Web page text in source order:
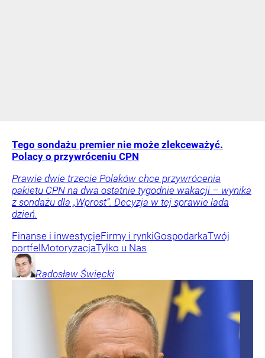
Tego sondażu premier nie może zlekceważyć.
Polacy o przywróceniu CPN
Prawie dwie trzecie Polaków chce przywrócenia
pakietu CPN na dwa ostatnie tygodnie wakacji – wynika
z sondażu dla „Wprost”. Decyzja w tej sprawie lada
dzień.
Finanse i inwestycjeFirmy i rynkiGospodarkaTwój
portfel MotoryzacjaTylko u Nas
Radosław Święcki